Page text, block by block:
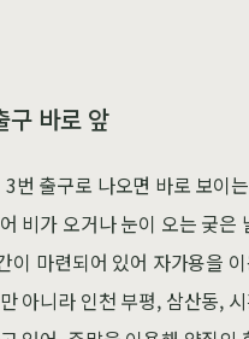
구 바로 앞
번 출구로 나오면 바로 보이
비가 오거나 눈이 오는 궂은
이 마련되어 있어 자가용을
아니라 인천 부평, 삼산동,